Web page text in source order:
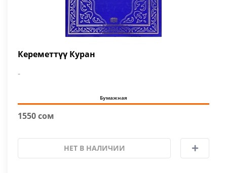
Кереметтүү Куран
-
Бумажная
1550 сом
НЕТ В НАЛИЧИИ